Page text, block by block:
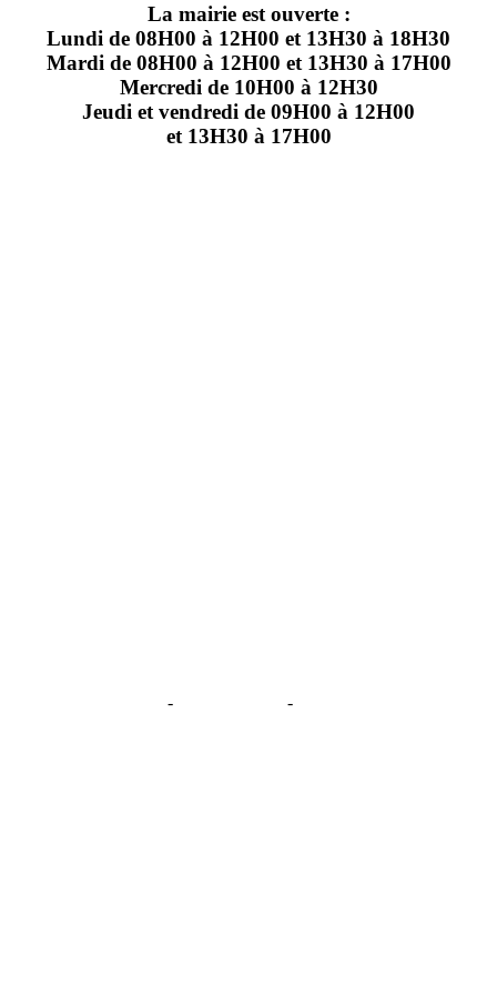
La mairie est ouverte :
Lundi de 08H00 à 12H00 et 13H30 à 18H30
Mardi de 08H00 à 12H00 et 13H30 à 17H00
Mercredi de 10H00 à 12H30
Jeudi et vendredi de 09H00 à 12H00
et 13H30 à 17H00
- -